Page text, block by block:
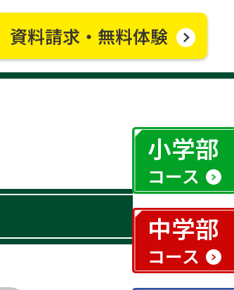
資料請求・無料体験
小学部
コース
中学部
コース